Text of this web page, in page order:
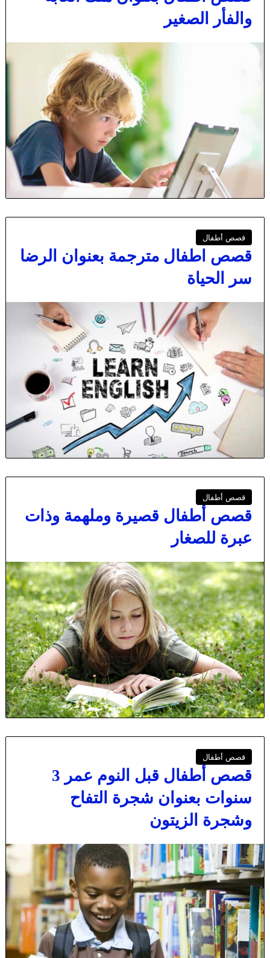
والفأر الصغير
قصص أطفال
قصص اطفال مترجمة بعنوان الرضا
سر الحياة
قصص أطفال
قصص أطفال قصيرة وملهمة وذات
عبرة للصغار
قصص أطفال
قصص أطفال قبل النوم عمر 3
سنوات بعنوان شجرة التفاح
وشجرة الزيتون